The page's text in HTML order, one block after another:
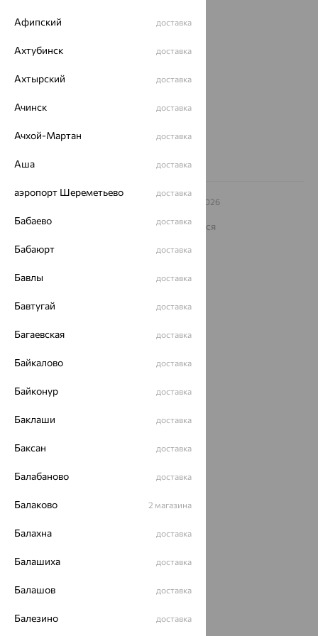
О нас
ул. Зегеля, 27/2
8 (800) 250-02-30
– 2026
На информационном ресурсе применяются
ОГРН 1044800168379
Афипский доставка
Ахтубинск доставка
Ахтырский доставка
Ачинск доставка
Ачхой-Мартан доставка
Аша доставка
аэропорт Шереметьево доставка
Бабаево доставка
Бабаюрт доставка
Бавлы доставка
Бавтугай доставка
Багаевская доставка
Байкалово доставка
Байконур доставка
Баклаши доставка
Баксан доставка
Балабаново доставка
Балаково 2 магазина
Балахна доставка
Балашиха доставка
Балашов доставка
Балезино доставка